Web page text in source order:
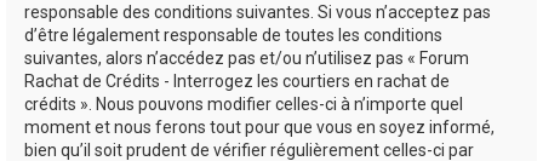
responsable des conditions suivantes. Si vous n’acceptez pas
d’être légalement responsable de toutes les conditions
suivantes, alors n’accédez pas et/ou n’utilisez pas « Forum
Rachat de Crédits - Interrogez les courtiers en rachat de
crédits ». Nous pouvons modifier celles-ci à n’importe quel
moment et nous ferons tout pour que vous en soyez informé,
bien qu’il soit prudent de vérifier régulièrement celles-ci par